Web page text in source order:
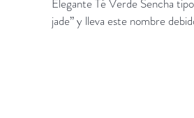
Elegante Té Verde Sencha
jade” y lleva este nombre